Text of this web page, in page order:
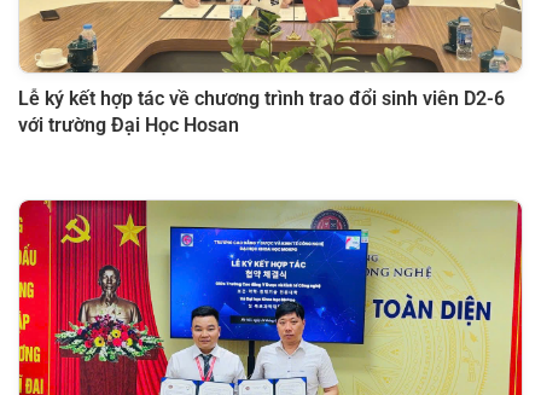
Lễ ký kết hợp tác về chương trình trao đổi sinh viên D2-6
với trường Đại Học Hosan